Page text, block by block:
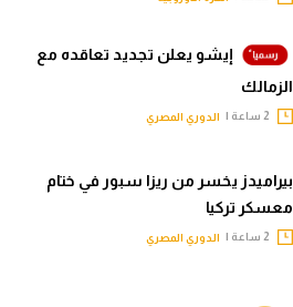
إيشو يعلن تجديد تعاقده مع
الزمالك
الدوري المصري
بيراميدز يخسر من ريزا سبور في ختام
معسكر تركيا
الدوري المصري